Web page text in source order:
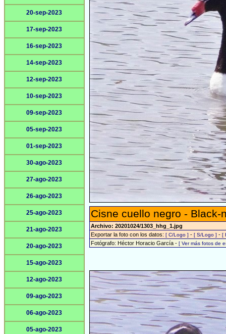
20-sep-2023
17-sep-2023
16-sep-2023
14-sep-2023
12-sep-2023
10-sep-2023
09-sep-2023
05-sep-2023
01-sep-2023
30-ago-2023
27-ago-2023
26-ago-2023
25-ago-2023
21-ago-2023
20-ago-2023
15-ago-2023
12-ago-2023
09-ago-2023
06-ago-2023
05-ago-2023
Cisne cuello negro -
Archivo: 20201024/1303_hhg_1.jpg
Exportar la foto con los datos: [ C/Logo ] - [ S/Logo ] - [
Fotógrafo: Héctor Horacio García - [ Ver más fotos de